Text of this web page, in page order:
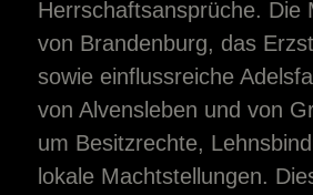
Herrschaftsansprüche. Die
von Brandenburg, das
sowie einflussreiche
von Alvensleben und von
um Besitzrechte,
lokale Machtstellungen.